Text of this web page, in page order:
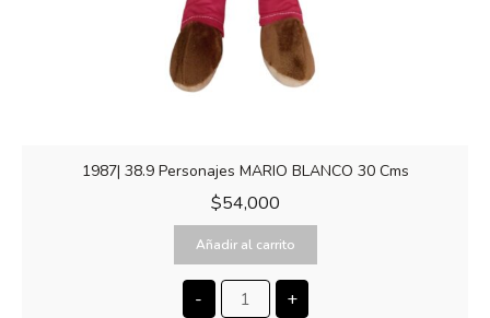
1987| 38.9 Personajes MARIO BLANCO 30 Cms
$54,000
Añadir al carrito
- +